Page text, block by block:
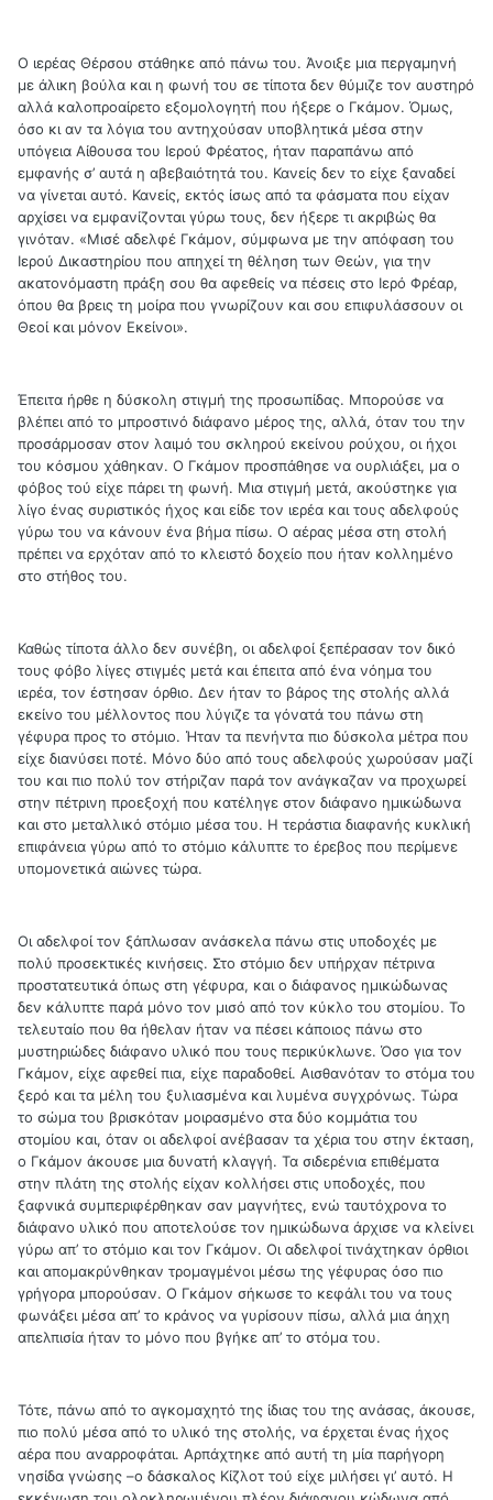
Ο ιερέας Θέρσου στάθηκε από πάνω του. Άνοιξε μια περγαμηνή
με άλικη βούλα και η φωνή του σε τίποτα δεν θύμιζε τον αυστηρό
αλλά καλοπροαίρετο εξομολογητή που ήξερε ο Γκάμον. Όμως,
όσο κι αν τα λόγια του αντηχούσαν υποβλητικά μέσα στην
υπόγεια Αίθουσα του Ιερού Φρέατος, ήταν παραπάνω από
εμφανής σ’ αυτά η αβεβαιότητά του. Κανείς δεν το είχε ξαναδεί
να γίνεται αυτό. Κανείς, εκτός ίσως από τα φάσματα που είχαν
αρχίσει να εμφανίζονται γύρω τους, δεν ήξερε τι ακριβώς θα
γινόταν. «Μισέ αδελφέ Γκάμον, σύμφωνα με την απόφαση του
Ιερού Δικαστηρίου που απηχεί τη θέληση των Θεών, για την
ακατονόμαστη πράξη σου θα αφεθείς να πέσεις στο Ιερό Φρέαρ,
όπου θα βρεις τη μοίρα που γνωρίζουν και σου επιφυλάσσουν οι
Θεοί και μόνον Εκείνοι».
Έπειτα ήρθε η δύσκολη στιγμή της προσωπίδας. Μπορούσε να
βλέπει από το μπροστινό διάφανο μέρος της, αλλά, όταν του την
προσάρμοσαν στον λαιμό του σκληρού εκείνου ρούχου, οι ήχοι
του κόσμου χάθηκαν. Ο Γκάμον προσπάθησε να ουρλιάξει, μα ο
φόβος τού είχε πάρει τη φωνή. Μια στιγμή μετά, ακούστηκε για
λίγο ένας συριστικός ήχος και είδε τον ιερέα και τους αδελφούς
γύρω του να κάνουν ένα βήμα πίσω. Ο αέρας μέσα στη στολή
πρέπει να ερχόταν από το κλειστό δοχείο που ήταν κολλημένο
στο στήθος του.
Καθώς τίποτα άλλο δεν συνέβη, οι αδελφοί ξεπέρασαν τον δικό
τους φόβο λίγες στιγμές μετά και έπειτα από ένα νόημα του
ιερέα, τον έστησαν όρθιο. Δεν ήταν το βάρος της στολής αλλά
εκείνο του μέλλοντος που λύγιζε τα γόνατά του πάνω στη
γέφυρα προς το στόμιο. Ήταν τα πενήντα πιο δύσκολα μέτρα που
είχε διανύσει ποτέ. Μόνο δύο από τους αδελφούς χωρούσαν μαζί
του και πιο πολύ τον στήριζαν παρά τον ανάγκαζαν να προχωρεί
στην πέτρινη προεξοχή που κατέληγε στον διάφανο ημικώδωνα
και στο μεταλλικό στόμιο μέσα του. Η τεράστια διαφανής κυκλική
επιφάνεια γύρω από το στόμιο κάλυπτε το έρεβος που περίμενε
υπομονετικά αιώνες τώρα.
Οι αδελφοί τον ξάπλωσαν ανάσκελα πάνω στις υποδοχές με
πολύ προσεκτικές κινήσεις. Στο στόμιο δεν υπήρχαν πέτρινα
προστατευτικά όπως στη γέφυρα, και ο διάφανος ημικώδωνας
δεν κάλυπτε παρά μόνο τον μισό από τον κύκλο του στομίου. Το
τελευταίο που θα ήθελαν ήταν να πέσει κάποιος πάνω στο
μυστηριώδες διάφανο υλικό που τους περικύκλωνε. Όσο για τον
Γκάμον, είχε αφεθεί πια, είχε παραδοθεί. Αισθανόταν το στόμα του
ξερό και τα μέλη του ξυλιασμένα και λυμένα συγχρόνως. Τώρα
το σώμα του βρισκόταν μοιρασμένο στα δύο κομμάτια του
στομίου και, όταν οι αδελφοί ανέβασαν τα χέρια του στην έκταση,
ο Γκάμον άκουσε μια δυνατή κλαγγή. Τα σιδερένια επιθέματα
στην πλάτη της στολής είχαν κολλήσει στις υποδοχές, που
ξαφνικά συμπεριφέρθηκαν σαν μαγνήτες, ενώ ταυτόχρονα το
διάφανο υλικό που αποτελούσε τον ημικώδωνα άρχισε να κλείνει
γύρω απ’ το στόμιο και τον Γκάμον. Οι αδελφοί τινάχτηκαν όρθιοι
και απομακρύνθηκαν τρομαγμένοι μέσω της γέφυρας όσο πιο
γρήγορα μπορούσαν. Ο Γκάμον σήκωσε το κεφάλι του να τους
φωνάξει μέσα απ’ το κράνος να γυρίσουν πίσω, αλλά μια άηχη
απελπισία ήταν το μόνο που βγήκε απ’ το στόμα του.
Τότε, πάνω από το αγκομαχητό της ίδιας του της ανάσας, άκουσε,
πιο πολύ μέσα από το υλικό της στολής, να έρχεται ένας ήχος
αέρα που αναρροφάται. Αρπάχτηκε από αυτή τη μία παρήγορη
νησίδα γνώσης –ο δάσκαλος Κίζλοτ τού είχε μιλήσει γι’ αυτό. Η